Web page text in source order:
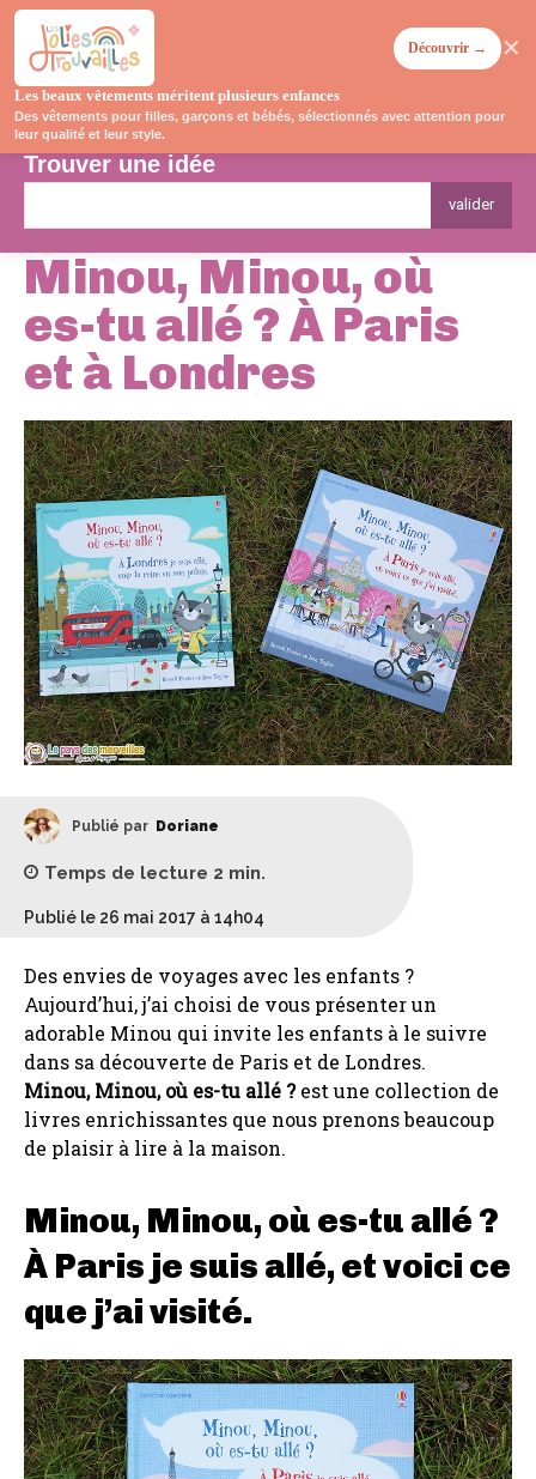
Trouver une idée
valider
Minou, Minou, où
es-tu allé ? À Paris
et à Londres
Publié par Doriane
Temps de lecture 2 min.
Publié le 26 mai 2017 à 14h04
Des envies de voyages avec les enfants ?
Aujourd’hui, j’ai choisi de vous présenter un
adorable Minou qui invite les enfants à le suivre
dans sa découverte de Paris et de Londres.
Minou, Minou, où es-tu allé ?est une collection de
livres enrichissantes que nous prenons beaucoup
de plaisir à lire à la maison.
Minou, Minou, où es-tu allé ?
À Paris je suis allé, et voici ce
que j’ai visité.
Les beaux vêtements méritent plusieurs enfances
Des vêtements pour filles, garçons et bébés, sélectionnés avec attention pour
leur qualité et leur style.
Découvrir → ✕